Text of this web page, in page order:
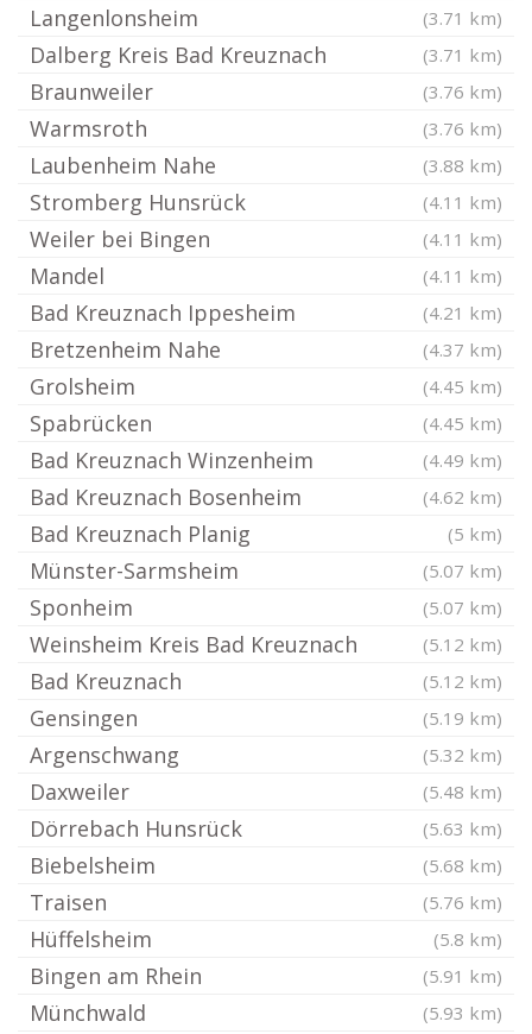
Langenlonsheim (3.71 km)
Dalberg Kreis Bad Kreuznach (3.71 km)
Braunweiler (3.76 km)
Warmsroth (3.76 km)
Laubenheim Nahe (3.88 km)
Stromberg Hunsrück (4.11 km)
Weiler bei Bingen (4.11 km)
Mandel (4.11 km)
Bad Kreuznach Ippesheim (4.21 km)
Bretzenheim Nahe (4.37 km)
Grolsheim (4.45 km)
Spabrücken (4.45 km)
Bad Kreuznach Winzenheim (4.49 km)
Bad Kreuznach Bosenheim (4.62 km)
Bad Kreuznach Planig (5 km)
Münster-Sarmsheim (5.07 km)
Sponheim (5.07 km)
Weinsheim Kreis Bad Kreuznach (5.12 km)
Bad Kreuznach (5.12 km)
Gensingen (5.19 km)
Argenschwang (5.32 km)
Daxweiler (5.48 km)
Dörrebach Hunsrück (5.63 km)
Biebelsheim (5.68 km)
Traisen (5.76 km)
Hüffelsheim (5.8 km)
Bingen am Rhein (5.91 km)
Münchwald (5.93 km)